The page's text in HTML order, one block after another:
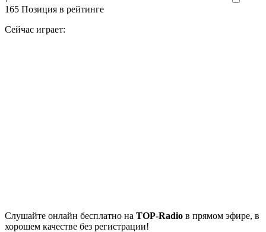
165 Позиция в рейтинге
Сейчас играет:
Cлушайте онлайн бесплатно на TOP-Radio в прямом эфире, в
хорошем качестве без регистрации!